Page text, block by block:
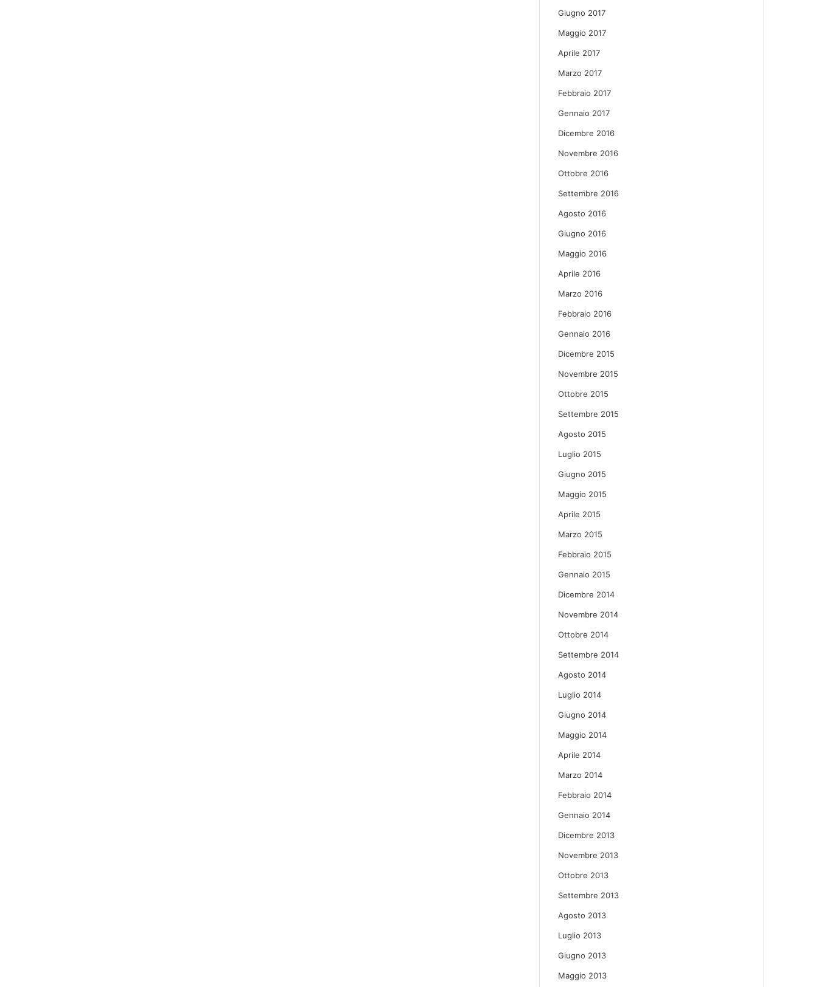
Giugno 2017
Maggio 2017
Aprile 2017
Marzo 2017
Febbraio 2017
Gennaio 2017
Dicembre 2016
Novembre 2016
Ottobre 2016
Settembre 2016
Agosto 2016
Giugno 2016
Maggio 2016
Aprile 2016
Marzo 2016
Febbraio 2016
Gennaio 2016
Dicembre 2015
Novembre 2015
Ottobre 2015
Settembre 2015
Agosto 2015
Luglio 2015
Giugno 2015
Maggio 2015
Aprile 2015
Marzo 2015
Febbraio 2015
Gennaio 2015
Dicembre 2014
Novembre 2014
Ottobre 2014
Settembre 2014
Agosto 2014
Luglio 2014
Giugno 2014
Maggio 2014
Aprile 2014
Marzo 2014
Febbraio 2014
Gennaio 2014
Dicembre 2013
Novembre 2013
Ottobre 2013
Settembre 2013
Agosto 2013
Luglio 2013
Giugno 2013
Maggio 2013